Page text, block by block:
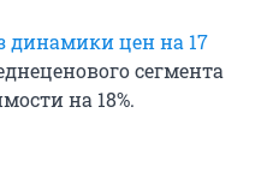
динамики цен на 17
сегмента
на 18%.